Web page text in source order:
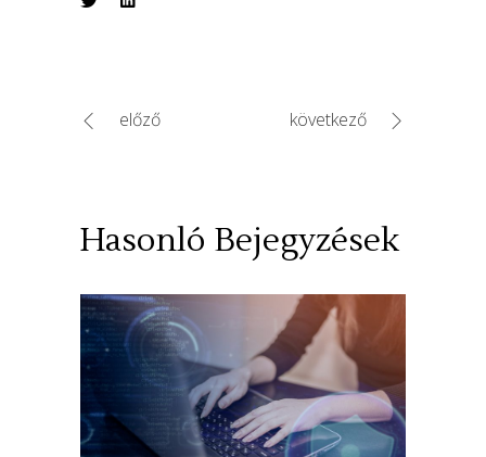
előző következő
Hasonló Bejegyzések